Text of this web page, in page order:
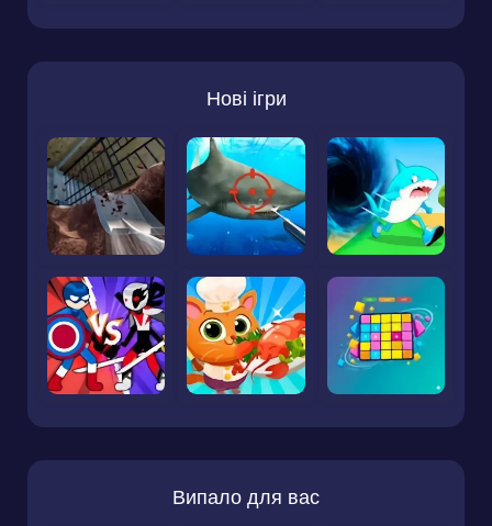
Нові ігри
Випало для вас